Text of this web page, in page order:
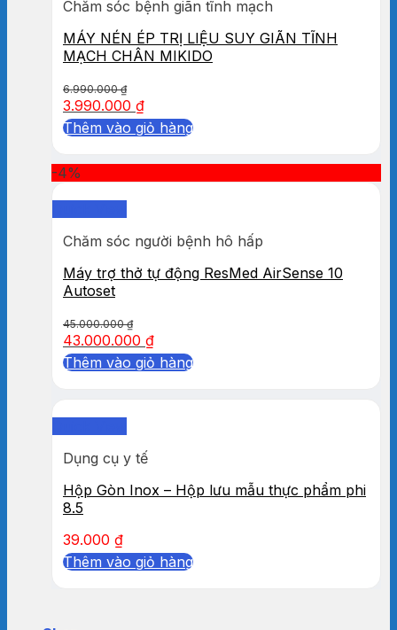
Chăm sóc bệnh giãn tĩnh mạch
MÁY NÉN ÉP TRỊ LIỆU SUY GIÃN TĨNH
MẠCH CHÂN MIKIDO
6.990.000₫
3.990.000 ₫
Thêm vào giỏ hàng
-4%
Chăm sóc người bệnh hô hấp
Máy trợ thở tự động ResMed AirSense 10
Autoset
45.000.000₫
43.000.000 ₫
Thêm vào giỏ hàng
Dụng cụ y tế
Hộp Gòn Inox – Hộp lưu mẫu thực phẩm phi
8.5
39.000 ₫
Thêm vào giỏ hàng